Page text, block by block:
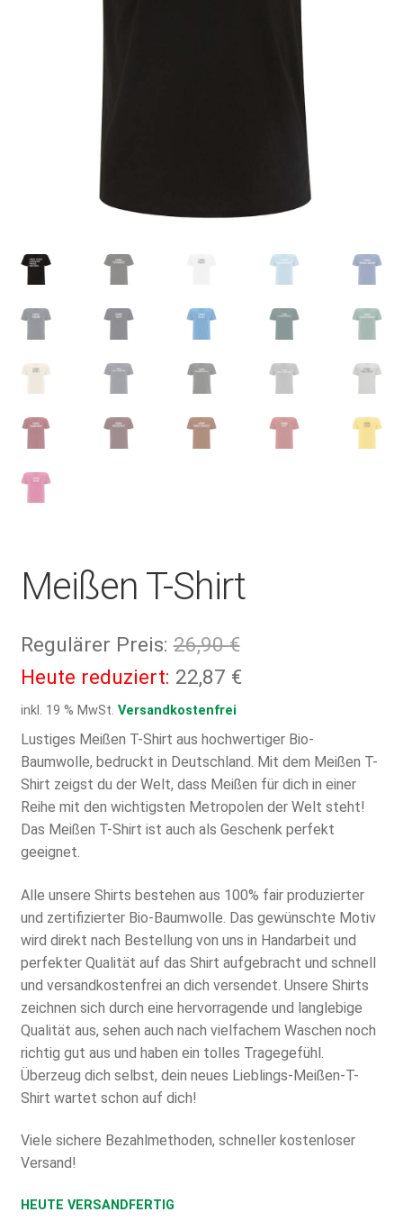
Meißen T-Shirt
Regulärer Preis: 26,90€Ursprünglicher
Preis
26,90 €
Heute reduziert: 22,87 €Aktueller
ist:
22,87 €.
inkl. 19 % MwSt. Versandkostenfrei
Lustiges Meißen T-Shirt aus hochwertiger Bio-
Baumwolle, bedruckt in Deutschland. Mit dem Meißen T-
Shirt zeigst du der Welt, dass Meißen für dich in einer
Reihe mit den wichtigsten Metropolen der Welt steht!
Das Meißen T-Shirt ist auch als Geschenk perfekt
geeignet.
Alle unsere Shirts bestehen aus 100% fair produzierter
und zertifizierter Bio-Baumwolle. Das gewünschte Motiv
wird direkt nach Bestellung von uns in Handarbeit und
perfekter Qualität auf das Shirt aufgebracht und schnell
und versandkostenfrei an dich versendet. Unsere Shirts
zeichnen sich durch eine hervorragende und langlebige
Qualität aus, sehen auch nach vielfachem Waschen noch
richtig gut aus und haben ein tolles Tragegefühl.
Überzeug dich selbst, dein neues Lieblings-Meißen-T-
Shirt wartet schon auf dich!
Viele sichere Bezahlmethoden, schneller kostenloser
Versand!
HEUTE VERSANDFERTIG